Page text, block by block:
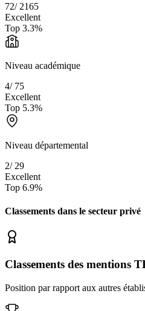
72/ 2165
Excellent
Top 3.3%
Niveau académique
4/ 75
Excellent
Top 5.3%
Niveau départemental
2/ 29
Excellent
Top 6.9%
Classements dans le secteur privé
Classements des mentions
Position par rapport aux autres